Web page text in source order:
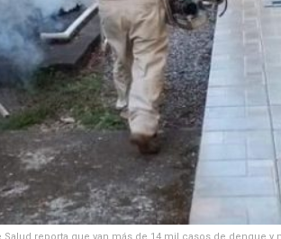
Salud reporta que van más de 14 mil casos de dengue